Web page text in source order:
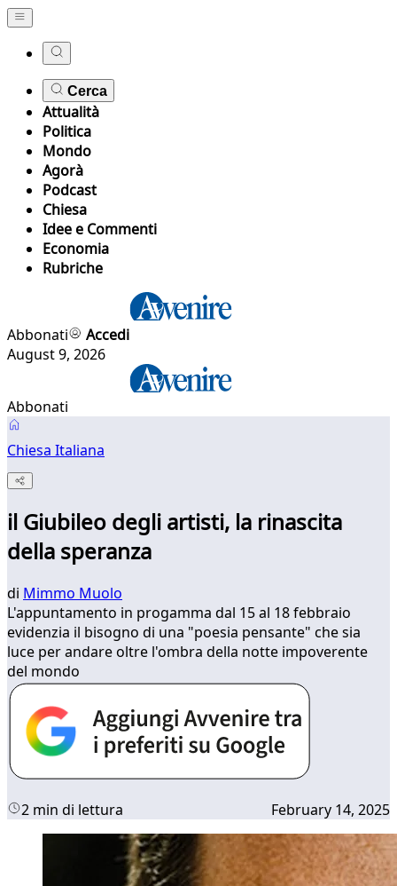
Cerca
Attualità
Politica
Mondo
Agorà
Podcast
Chiesa
Idee e Commenti
Economia
Rubriche
Abbonati
Accedi
August 9, 2026
Abbonati
Chiesa Italiana
il Giubileo degli artisti, la rinascita
della speranza
di Mimmo Muolo
L'appuntamento in progamma dal 15 al 18 febbraio
evidenzia il bisogno di una "poesia pensante" che sia
luce per andare oltre l'ombra della notte impoverente
del mondo
2 min di lettura February 14, 2025